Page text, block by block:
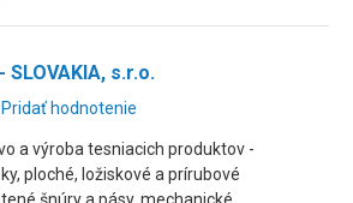
SLOVAKIA, s.r.o.
Pridať hodnotenie
a výroba tesniacich produktov -
ploché, ložiskové a prírubové